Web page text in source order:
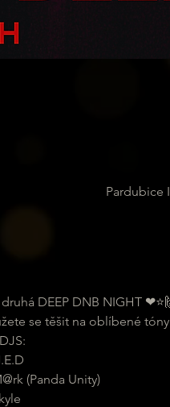
Pardubice
DEEP DNB NIGHT
se těšit na oblíbené
(Panda Unity)